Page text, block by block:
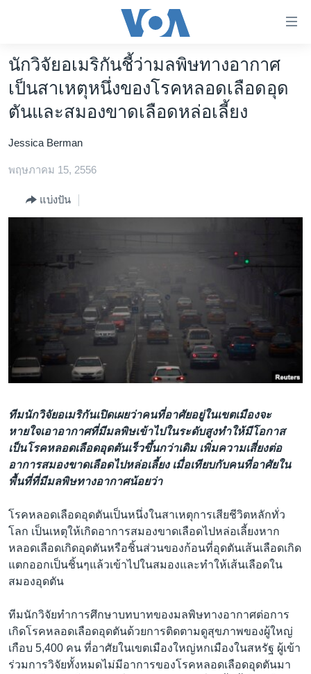
ต่อ
ข้าม
ไป
เนื้อหา
ข้าม
ไป
ข้าม
หน้าหลัก
โลก
เอเชีย
สหรัฐฯ
ไทย
ธุรกิจ
วิทยาศาสตร์
สังคมและสุขภาพ
ไลฟ์สไตล์
ตรวจสอบข่าว
เรียนรู้ภาษาอังกฤษ
ติดตามเรา
เลือกภาษา
นักวิจัยอเมริกันชี้ว่ามลพิษทางอากาศ
เป็นสาเหตุหนึ่งของโรคหลอดเลือดอุด
ตันและสมองขาดเลือดหล่อเลี้ยง
Jessica Berman
พฤษภาคม 15, 2556
แบ่งปัน
ทีมนักวิจัยอเมริกันเปิดเผยว่าคนที่อาศัยอยู่ในเขตเมืองจะ
หายใจเอาอากาศที่มีมลพิษเข้าไปในระดับสูงทำให้มีโอกาส
เป็นโรคหลอดเลือดอุดตันเร็วขึ้นกว่าเดิม เพิ่มความเสี่ยงต่อ
อาการสมองขาดเลือดไปหล่อเลี้ยง เมื่อเทียบกับคนที่อาศัยใน
พื้นที่ที่มีมลพิษทางอากาศน้อยว่า
โรคหลอดเลือดอุดตันเป็นหนึ่งในสาเหตุการเสียชีวิตหลักทั่ว
โลก เป็นเหตุให้เกิดอาการสมองขาดเลือดไปหล่อเลี้ยงหาก
หลอดเลือดเกิดอุดตันหรือชิ้นส่วนของก้อนที่อุดตันเส้นเลือดเกิด
แตกออกเป็นชิ้นๆแล้วเข้าไปในสมองและทำให้เส้นเลือดใน
สมองอุดตัน
ทีมนักวิจัยทำการศึกษาบทบาทของมลพิษทางอากาศต่อการ
เกิดโรคหลอดเลือดอุดตันด้วยการติดตามดูสุขภาพของผู้ใหญ่
เกือบ 5,400 คน ที่อาศัยในเขตเมืองใหญ่หกเมืองในสหรัฐ ผู้เข้า
ร่วมการวิจัยทั้งหมดไม่มีอาการของโรคหลอดเลือดอุดตันมา